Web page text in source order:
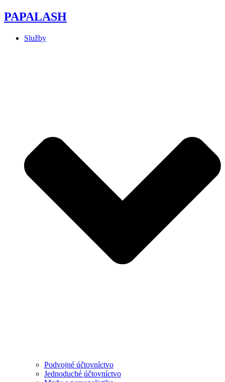
PAPALASH
Služby
Podvojné účtovníctvo
Jednoduché účtovníctvo